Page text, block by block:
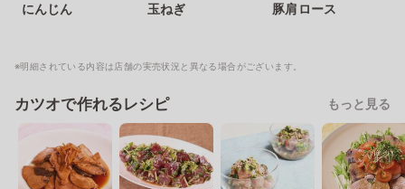
にんじん 玉ねぎ 豚肩ロース
※明細されている内容は店舗の実売状況と異なる場合がございます。
カツオで作れるレシピ もっと見る